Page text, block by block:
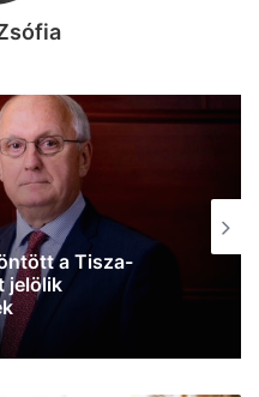
a 6000
forrást